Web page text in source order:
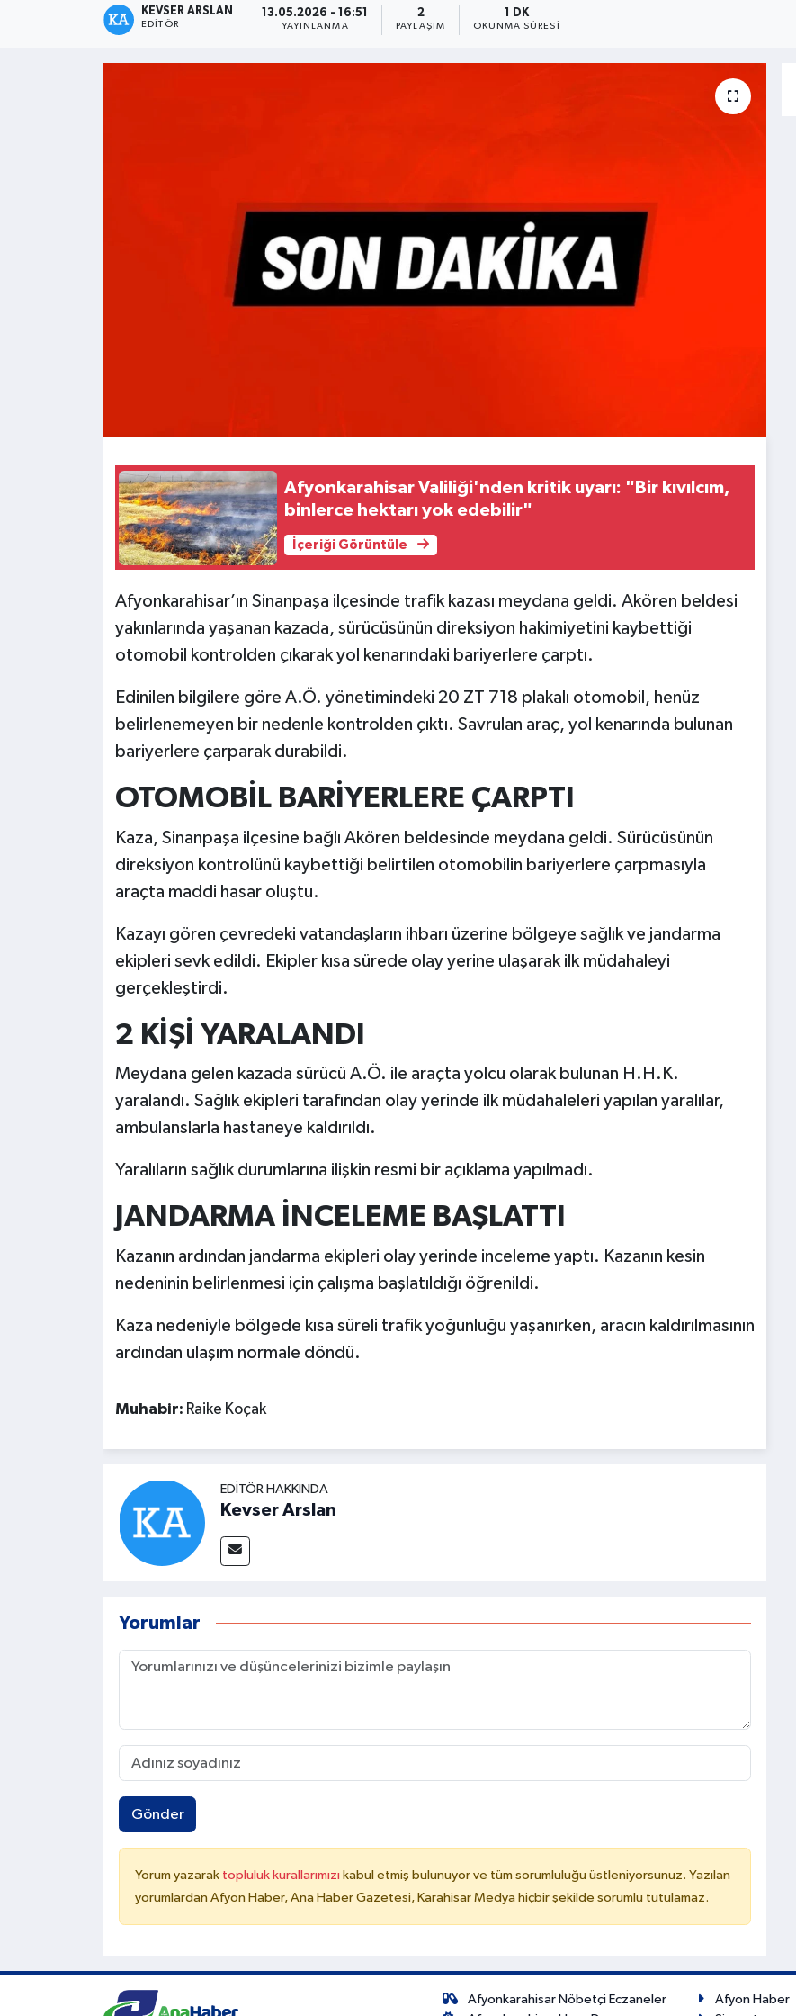
KEVSER ARSLAN
EDITÖR
13.05.2026 - 16:51
YAYINLANMA
2
PAYLAŞIM
1 DK
OKUNMA SÜRESI
Afyonkarahisar Valiliği'nden kritik uyarı: "Bir kıvılcım,
binlerce hektarı yok edebilir"
İçeriği Görüntüle
Afyonkarahisar’ın Sinanpaşa ilçesinde trafik kazası meydana geldi. Akören beldesi
yakınlarında yaşanan kazada, sürücüsünün direksiyon hakimiyetini kaybettiği
otomobil kontrolden çıkarak yol kenarındaki bariyerlere çarptı.
Edinilen bilgilere göre A.Ö. yönetimindeki 20 ZT 718 plakalı otomobil, henüz
belirlenemeyen bir nedenle kontrolden çıktı. Savrulan araç, yol kenarında bulunan
bariyerlere çarparak durabildi.
OTOMOBİL BARİYERLERE ÇARPTI
Kaza, Sinanpaşa ilçesine bağlı Akören beldesinde meydana geldi. Sürücüsünün
direksiyon kontrolünü kaybettiği belirtilen otomobilin bariyerlere çarpmasıyla
araçta maddi hasar oluştu.
Kazayı gören çevredeki vatandaşların ihbarı üzerine bölgeye sağlık ve jandarma
ekipleri sevk edildi. Ekipler kısa sürede olay yerine ulaşarak ilk müdahaleyi
gerçekleştirdi.
2 KİŞİ YARALANDI
Meydana gelen kazada sürücü A.Ö. ile araçta yolcu olarak bulunan H.H.K.
yaralandı. Sağlık ekipleri tarafından olay yerinde ilk müdahaleleri yapılan yaralılar,
ambulanslarla hastaneye kaldırıldı.
Yaralıların sağlık durumlarına ilişkin resmi bir açıklama yapılmadı.
JANDARMA İNCELEME BAŞLATTI
Kazanın ardından jandarma ekipleri olay yerinde inceleme yaptı. Kazanın kesin
nedeninin belirlenmesi için çalışma başlatıldığı öğrenildi.
Kaza nedeniyle bölgede kısa süreli trafik yoğunluğu yaşanırken, aracın kaldırılmasının
ardından ulaşım normale döndü.
Muhabir: Raike Koçak
EDITÖR HAKKINDA
Kevser Arslan
Yorumlar
Gönder
Yorum yazarak topluluk kurallarımızı kabul etmiş bulunuyor ve tüm sorumluluğu üstleniyorsunuz. Yazılan
yorumlardan Afyon Haber, Ana Haber Gazetesi, Karahisar Medya hiçbir şekilde sorumlu tutulamaz.
Afyonkarahisar Nöbetçi Eczaneler
Afyon Haber
Kültür - Sanat